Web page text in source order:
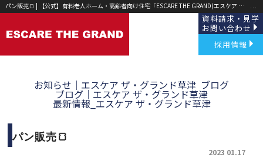
パン販売🍞 | 【公式】有料老人ホーム・高齢者向け住宅「ESCARE THE GRAND(エスケア ザ グランド)」草津・野洲｜
資料請求・見学
お問い合わせ
採用情報
お知らせ｜エスケア ザ・グランド草津 ブログ
ブログ｜エスケア ザ・グランド草津
最新情報_エスケア ザ・グランド草津
パン販売🍞
2023 01.17